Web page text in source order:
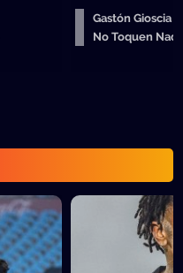
Gastón Gioscia
No Toquen